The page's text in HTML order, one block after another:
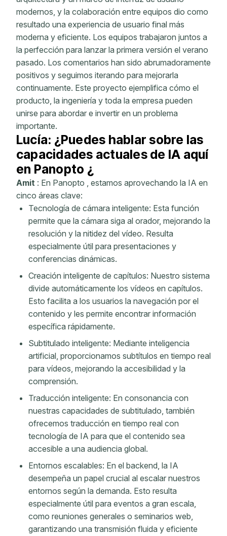
modernos, y la colaboración entre equipos dio como
resultado una experiencia de usuario final más
moderna y eficiente. Los equipos trabajaron juntos a
la perfección para lanzar la primera versión el verano
pasado. Los comentarios han sido abrumadoramente
positivos y seguimos iterando para mejorarla
continuamente. Este proyecto ejemplifica cómo el
producto, la ingeniería y toda la empresa pueden
unirse para abordar e invertir en un problema
importante.
Lucía: ¿Puedes hablar sobre las
capacidades actuales de IA aquí
en Panopto ¿
Amit : En Panopto , estamos aprovechando la IA en
cinco áreas clave:
Tecnología de cámara inteligente: Esta función
permite que la cámara siga al orador, mejorando la
resolución y la nitidez del vídeo. Resulta
especialmente útil para presentaciones y
conferencias dinámicas.
Creación inteligente de capítulos: Nuestro sistema
divide automáticamente los vídeos en capítulos.
Esto facilita a los usuarios la navegación por el
contenido y les permite encontrar información
específica rápidamente.
Subtitulado inteligente: Mediante inteligencia
artificial, proporcionamos subtítulos en tiempo real
para vídeos, mejorando la accesibilidad y la
comprensión.
Traducción inteligente: En consonancia con
nuestras capacidades de subtitulado, también
ofrecemos traducción en tiempo real con
tecnología de IA para que el contenido sea
accesible a una audiencia global.
Entornos escalables: En el backend, la IA
desempeña un papel crucial al escalar nuestros
entornos según la demanda. Esto resulta
especialmente útil para eventos a gran escala,
como reuniones generales o seminarios web,
garantizando una transmisión fluida y eficiente